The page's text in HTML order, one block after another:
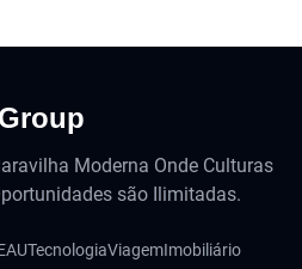
Moderna Onde Culturas
são Ilimitadas.
TecnologiaViagemImobiliário